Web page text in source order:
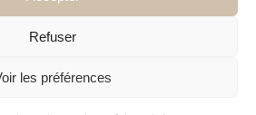
Refuser
les préférences
générales de ventes